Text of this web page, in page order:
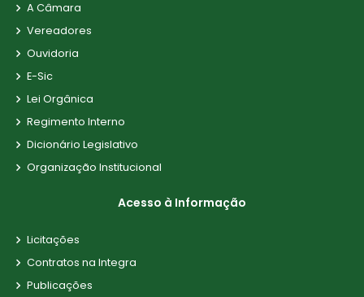
A Câmara
Vereadores
Ouvidoria
E-Sic
Lei Orgânica
Regimento Interno
Dicionário Legislativo
Organização Institucional
Acesso à Informação
Licitações
Contratos na Integra
Publicações